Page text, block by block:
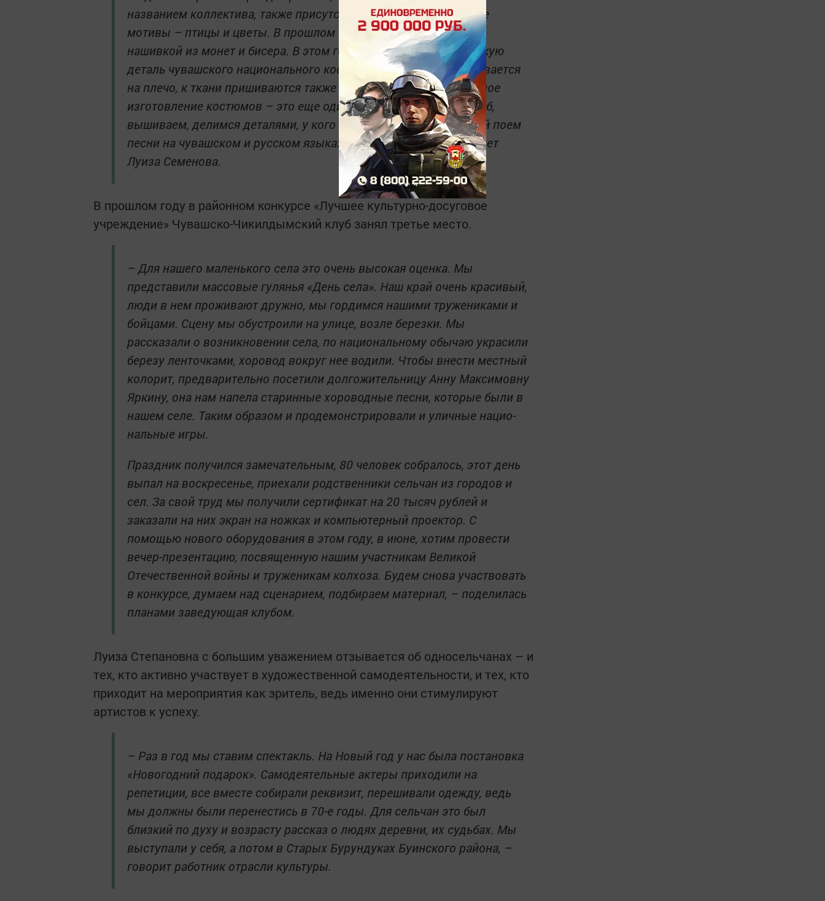
названием коллектива, также присутствуют и другие природные
мотивы – птицы и цветы. В прошлом году сшили нагрудники с
нашивкой из монет и бисера. В этом году решили изготовить такую
деталь чувашского национального костюма, как тевет, она надевается
на плечо, к ткани пришиваются также монеты и бисер. Совместное
изготовление костюмов – это еще один повод прий­ти в наш клуб,
вышиваем, делимся деталями, у кого чего не хватает, за работой поем
песни на чувашском и русском языках, – увлеченно рассказывает
Луиза ­Семенова.
В прошлом году в районном конкурсе «Лучшее культурно-досуговое
учреждение» Чувашско-Чикилдымский клуб занял третье место.
– Для нашего маленького села это очень высокая оценка. Мы
представили массовые гулянья «День села». Наш край очень красивый,
люди в нем проживают дружно, мы гордимся нашими тружениками и
бойцами. Сцену мы обустроили на улице, возле березки. Мы
рассказали о возникновении села, по национальному обычаю украсили
березу ленточками, хоровод вокруг нее водили. Чтобы внести местный
колорит, предварительно посетили долгожительницу Анну Максимовну
Яркину, она нам напела старинные хороводные песни, которые были в
нашем селе. Таким образом и продемонстрировали и уличные нацио­
нальные игры.
Праздник получился замечательным, 80 человек собралось, этот день
выпал на воскресенье, приехали родственники сельчан из городов и
сел. За свой труд мы получили сертификат на 20 тысяч рублей и
заказали на них экран на ножках и компьютерный проектор. С
помощью нового оборудования в этом году, в июне, хотим провести
вечер-презентацию, посвященную нашим участникам Великой
Отечественной войны и труженикам колхоза. Будем снова участвовать
в конкурсе, думаем над сценарием, подбираем материал, – поделилась
планами заведующая клубом.
Луиза Степановна с большим уважением отзывается об односельчанах – и
тех, кто активно участвует в художественной самодеятельности, и тех, кто
приходит на мероприятия как зритель, ведь именно они стимулируют
артистов к успеху.
– Раз в год мы ставим спектакль. На Новый год у нас была постановка
«Новогодний подарок». Самодея­тельные актеры приходили на
репетиции, все вместе собирали реквизит, перешивали одежду, ведь
мы должны были перенестись в 70-е годы. Для сельчан это был
близкий по духу и возрасту рассказ о людях деревни, их судьбах. Мы
выступали у себя, а потом в Старых Бурундуках Буинского района, –
говорит работник отрасли культуры.